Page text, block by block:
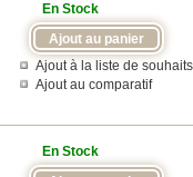
En Stock
Ajout à la liste de souhaits
Ajout au comparatif
En Stock